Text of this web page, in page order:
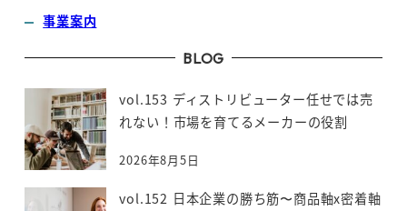
事業案内
BLOG
vol.153 ディストリビューター任せでは売
れない！市場を育てるメーカーの役割
2026年8月5日
vol.152 日本企業の勝ち筋〜商品軸x密着軸